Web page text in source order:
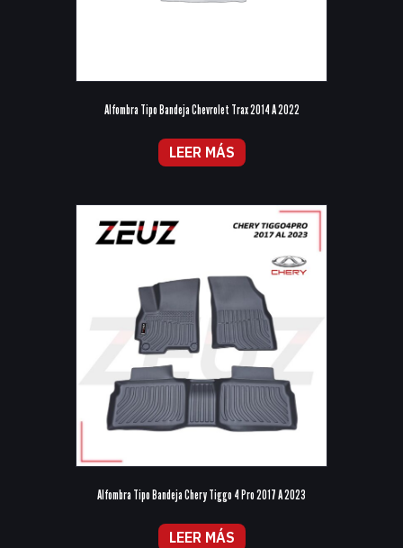
Alfombra Tipo Bandeja Chevrolet Trax 2014 A 2022
LEER MÁS
Alfombra Tipo Bandeja Chery Tiggo 4 Pro 2017 A 2023
LEER MÁS